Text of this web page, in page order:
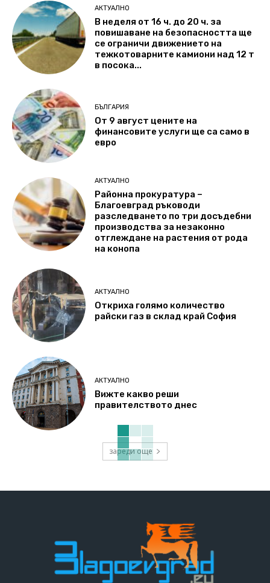
АКТУАЛНО
В неделя от 16 ч. до 20 ч. за
повишаване на безопасността ще
се ограничи движението на
тежкотоварните камиони над 12 т
в посока...
БЪЛГАРИЯ
От 9 август цените на
финансовите услуги ще са само в
евро
АКТУАЛНО
Районна прокуратура –
Благоевград ръководи
разследването по три досъдебни
производства за незаконно
отглеждане на растения от рода
на конопа
АКТУАЛНО
Откриха голямо количество
райски газ в склад край София
АКТУАЛНО
Вижте какво реши
правителството днес
зареди още